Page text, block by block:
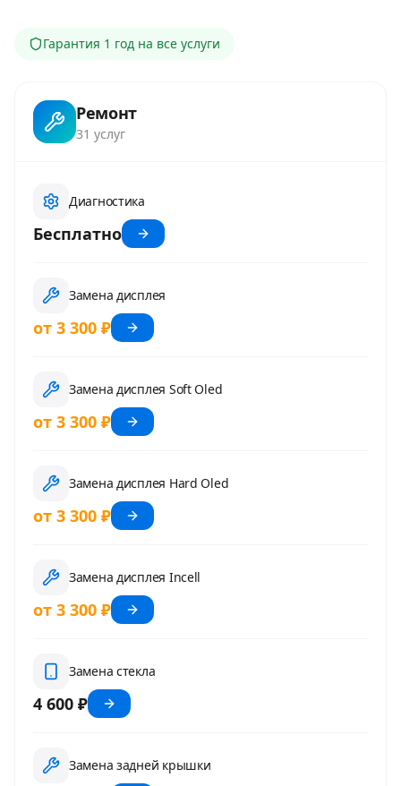
Гарантия 1 год на все услуги
Ремонт
31 услуг
Диагностика
Бесплатно
Замена дисплея
от 3 300 ₽
Замена дисплея Soft Oled
от 3 300 ₽
Замена дисплея Hard Oled
от 3 300 ₽
Замена дисплея Incell
от 3 300 ₽
Замена стекла
4 600 ₽
Замена задней крышки